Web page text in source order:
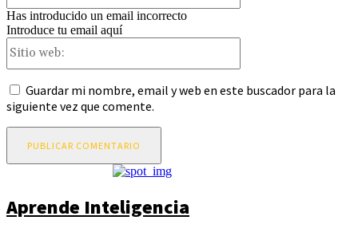
Has introducido un email incorrecto
Introduce tu email aquí
Guardar mi nombre, email y web en este buscador para la
siguiente vez que comente.
Aprende Inteligencia